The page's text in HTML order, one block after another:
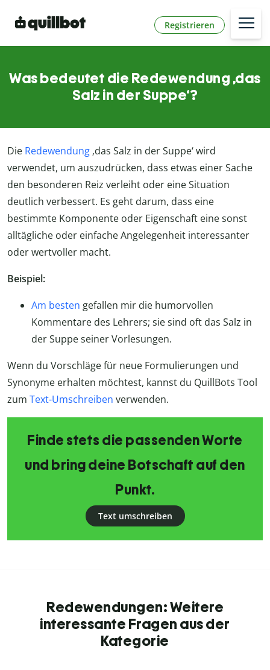
Registrieren
Was bedeutet die Redewendung ‚das
Salz in der Suppe‘?
Die Redewendung ‚das Salz in der Suppe‘ wird
verwendet, um auszudrücken, dass etwas einer Sache
den besonderen Reiz verleiht oder eine Situation
deutlich verbessert. Es geht darum, dass eine
bestimmte Komponente oder Eigenschaft eine sonst
alltägliche oder einfache Angelegenheit interessanter
oder wertvoller macht.
Beispiel:
Am besten gefallen mir die humorvollen
Kommentare des Lehrers; sie sind oft das Salz in
der Suppe seiner Vorlesungen.
Wenn du Vorschläge für neue Formulierungen und
Synonyme erhalten möchtest, kannst du QuillBots Tool
zum Text-Umschreiben verwenden.
Finde stets die passenden Worte
und bring deine Botschaft auf den
Punkt.
Text umschreiben
Redewendungen: Weitere
interessante Fragen aus der
Kategorie